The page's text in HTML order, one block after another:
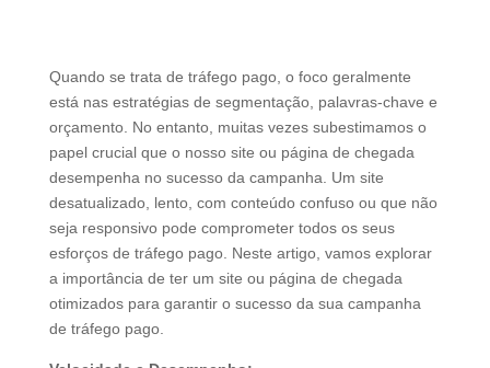
Quando se trata de tráfego pago, o foco geralmente
está nas estratégias de segmentação, palavras-chave e
orçamento. No entanto, muitas vezes subestimamos o
papel crucial que o nosso site ou página de chegada
desempenha no sucesso da campanha. Um site
desatualizado, lento, com conteúdo confuso ou que não
seja responsivo pode comprometer todos os seus
esforços de tráfego pago. Neste artigo, vamos explorar
a importância de ter um site ou página de chegada
otimizados para garantir o sucesso da sua campanha
de tráfego pago.